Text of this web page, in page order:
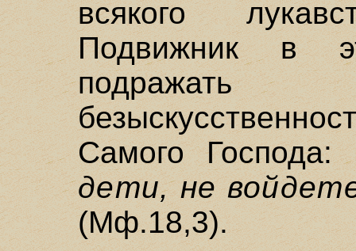
всякого
Подвижник в
Самого Господа:
дети, не
(Мф.18,3).